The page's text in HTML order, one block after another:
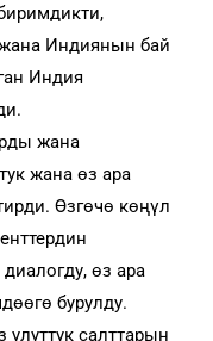
Индиянын бай
Индия
жана
жана өз ара
Өзгөчө көңүл
өз ара
бурулду.
салттарын